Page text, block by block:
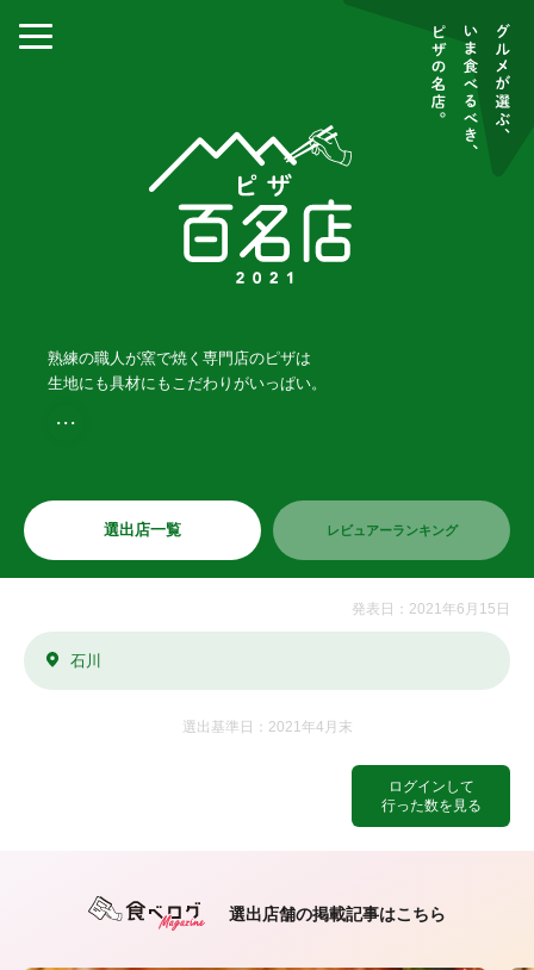
熟練の職人が窯で焼く専門店のピザは
生地にも具材にもこだわりがいっぱい。
・・・
選出店一覧 レビュアーランキング
ログインして
行った数を見る
発表日：2021年6月15日
石川
選出基準日：2021年4月末
選出店舗の掲載記事はこちら